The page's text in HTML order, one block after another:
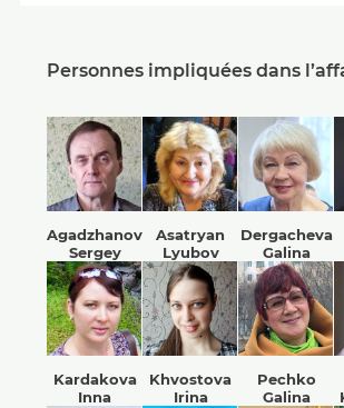
Personnes impliquées dans
Agadzhanov
Sergey
Asatryan
Lyubov
Dergacheva
Galina
Kardakova
Inna
Khvostova
Irina
Pechko
Galina